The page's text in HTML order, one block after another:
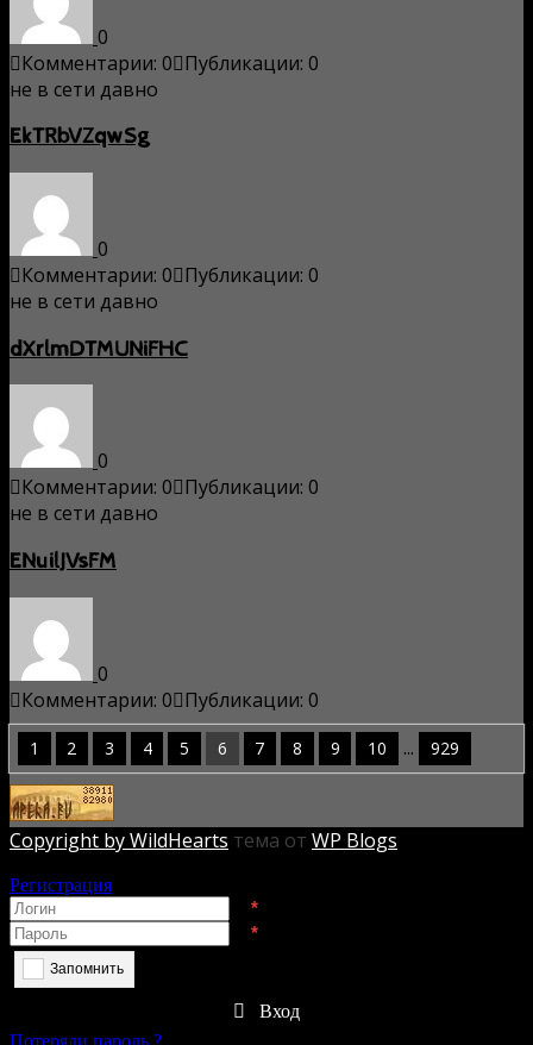
0
Комментарии: 0 Публикации: 0
не в сети давно
EkTRbVZqwSg
0
Комментарии: 0 Публикации: 0
не в сети давно
dXrlmDTMUNiFHC
0
Комментарии: 0 Публикации: 0
не в сети давно
ENuilJVsFM
0
Комментарии: 0 Публикации: 0
1 2 3 4 5 6 7 8 9 10 ... 929
Copyright by WildHearts тема от WP Blogs
Регистрация
*
*
Запомнить
Вход
Потеряли пароль ?